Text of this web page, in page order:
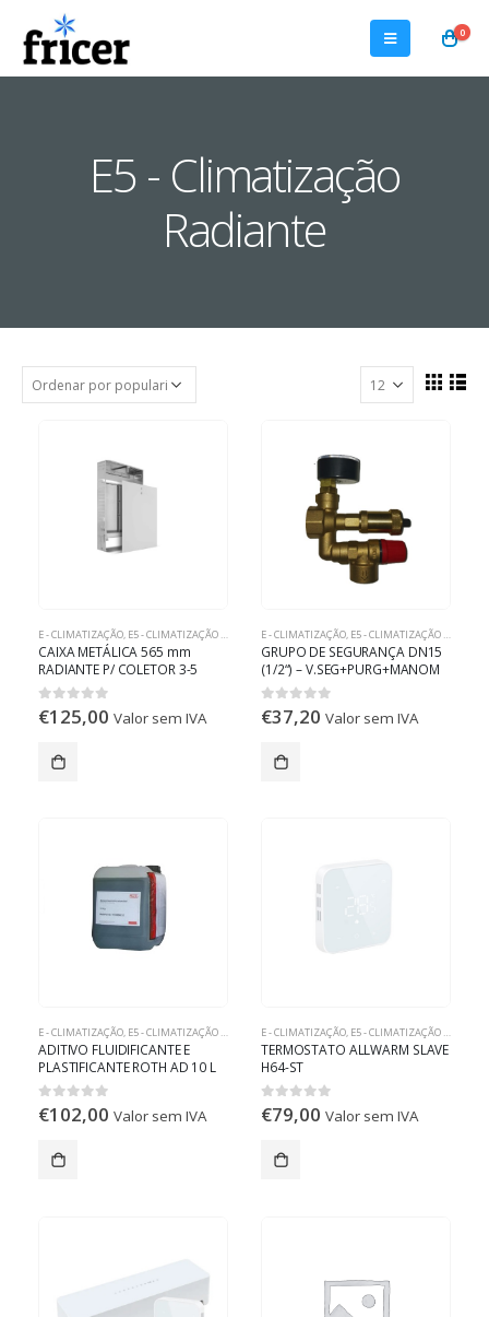
0
E5 - Climatização
Radiante
E - CLIMATIZAÇÃO, E5 - CLIMATIZAÇÃO RADIANTE
CAIXA METÁLICA 565 mm
RADIANTE P/ COLETOR 3-5
CIRCUITOS
0out of 5
€125,00 Valor sem IVA
E - CLIMATIZAÇÃO, E5 - CLIMATIZAÇÃO RADIANTE
GRUPO DE SEGURANÇA DN15
(1/2“) – V.SEG+PURG+MANOM
0out of 5
€37,20 Valor sem IVA
E - CLIMATIZAÇÃO, E5 - CLIMATIZAÇÃO RADIANTE
ADITIVO FLUIDIFICANTE E
PLASTIFICANTE ROTH AD 10 L
0out of 5
€102,00 Valor sem IVA
E - CLIMATIZAÇÃO, E5 - CLIMATIZAÇÃO RADIANTE
TERMOSTATO ALLWARM SLAVE
H64-ST
0out of 5
€79,00 Valor sem IVA